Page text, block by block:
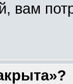
вам